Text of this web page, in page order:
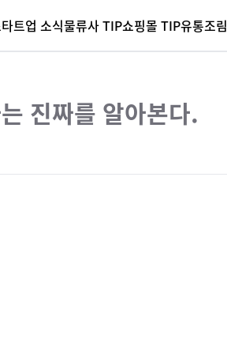
트업 소식물류사 TIP쇼핑몰 TIP유통조림
진짜를 알아본다.